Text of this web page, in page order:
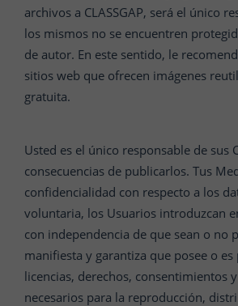
archivos a CLASSGAP, será el único
los mismos no se encuentren
de autor. En este sentido, le
sitios web que ofrecen imágenes
gratuita.
Usted es el único responsable de sus
consecuencias de publicarlos. Tus
confidencialidad con respecto a los
voluntaria, los Usuarios introduzcan
con independencia de que sean o no
manifiesta y garantiza que posee o
licencias, derechos, consentimientos
necesarios para la reproducción,